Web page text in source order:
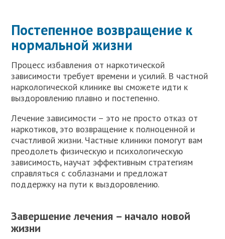
Постепенное возвращение к
нормальной жизни
Процесс избавления от наркотической
зависимости требует времени и усилий. В частной
наркологической клинике вы сможете идти к
выздоровлению плавно и постепенно.
Лечение зависимости – это не просто отказ от
наркотиков, это возвращение к полноценной и
счастливой жизни. Частные клиники помогут вам
преодолеть физическую и психологическую
зависимость, научат эффективным стратегиям
справляться с соблазнами и предложат
поддержку на пути к выздоровлению.
Завершение лечения – начало новой
жизни